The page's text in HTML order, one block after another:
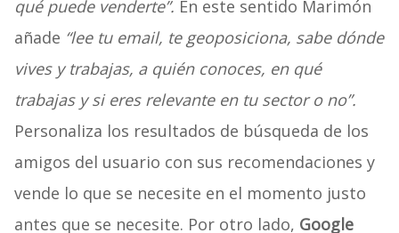
qué puede venderte”. En este sentido Marimón
añade “lee tu email, te geoposiciona, sabe dónde
vives y trabajas, a quién conoces, en qué
trabajas y si eres relevante en tu sector o no”.
Personaliza los resultados de búsqueda de los
amigos del usuario con sus recomendaciones y
vende lo que se necesite en el momento justo
antes que se necesite. Por otro lado, Google